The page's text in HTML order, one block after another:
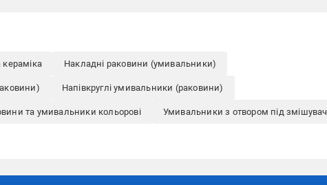
кераміка Накладні раковини (умивальники)
Напівкруглі умивальники (раковини)
та умивальники кольорові Умивальники з отвором під змішувач